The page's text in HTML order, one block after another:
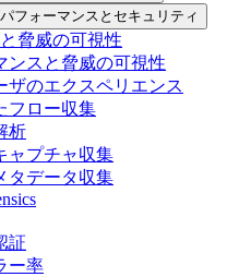
フォーマンスとセキュリティ
脅威の可視性
ンスと脅威の可視性
ザのエクスペリエンス
フロー収集
析
ャプチャ収集
タデータ収集
証
ー率